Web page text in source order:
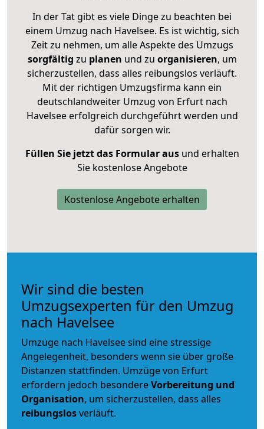
In der Tat gibt es viele Dinge zu beachten bei
einem Umzug nach Havelsee. Es ist wichtig, sich
Zeit zu nehmen, um alle Aspekte des Umzugs
sorgfältig zu planen und zu organisieren, um
sicherzustellen, dass alles reibungslos verläuft.
Mit der richtigen Umzugsfirma kann ein
deutschlandweiter Umzug von Erfurt nach
Havelsee erfolgreich durchgeführt werden und
dafür sorgen wir.
Füllen Sie jetzt das Formular ausund erhalten
Sie kostenlose Angebote
Kostenlose Angebote erhalten
Wir sind die besten
Umzugsexperten für den Umzug
nach Havelsee
Umzüge nach Havelsee sind eine stressige
Angelegenheit, besonders wenn sie über große
Distanzen stattfinden. Umzüge von Erfurt
erfordern jedoch besondereVorbereitung und
Organisation, um sicherzustellen, dass alles
reibungslosverläuft.